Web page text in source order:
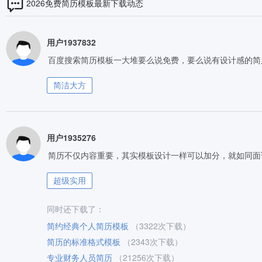
2026免费简历模板最新下载动态
用户1937832
百度搜索简历模板一大堆要么说免费，要么说有设计感的
简洁大方
用户1935276
简历不仅内容重要，其实模板设计一样可以加分，就如同
超级实用
同时还下载了：
简约经典个人简历模板
（3322次下载）
简历的标准格式模板
（2343次下载）
专业财务人员简历
（21256次下载）